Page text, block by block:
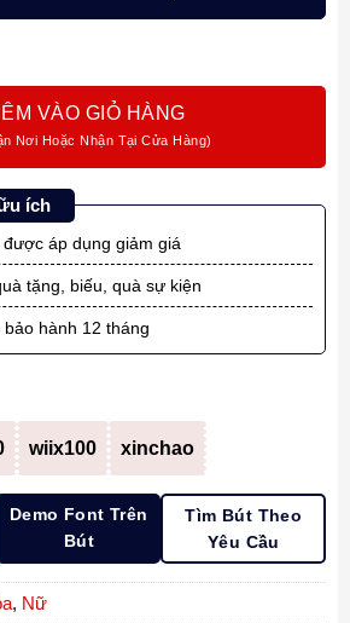
Parker IM Đ-Light Purple CT TB4-
VÀO GIỎ HÀNG
ích
áp dụng giảm giá
tặng, biếu, quà sự kiện
hành 12 tháng
wiix100 xinchao
Demo Font Trên
Bút
Tìm Bút Theo
Yêu Cầu
, Nữ